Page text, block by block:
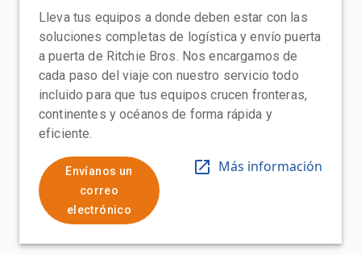
Lleva tus equipos a donde deben estar con las
soluciones completas de logística y envío puerta
a puerta de Ritchie Bros. Nos encargamos de
cada paso del viaje con nuestro servicio todo
incluido para que tus equipos crucen fronteras,
continentes y océanos de forma rápida y
eficiente.
Envíanos un
correo
electrónico
Más información